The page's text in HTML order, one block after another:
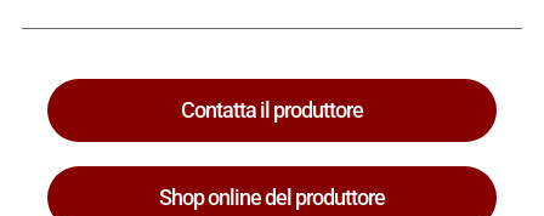
Contatta il produttore
Shop online del produttore